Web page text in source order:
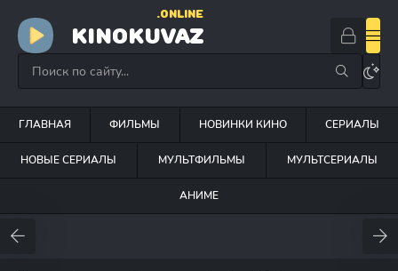
KINOKUVAZ
.ONLINE
ГЛАВНАЯ ФИЛЬМЫ НОВИНКИ КИНО СЕРИАЛЫ
НОВЫЕ СЕРИАЛЫ МУЛЬТФИЛЬМЫ МУЛЬТСЕРИАЛЫ
АНИМЕ